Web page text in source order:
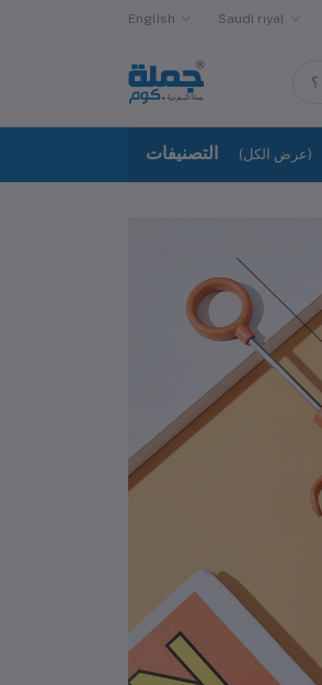
English Saudi riyal
التصنيفات (عرض الكل)